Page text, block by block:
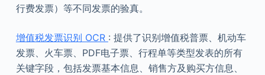
行费发票）等不同发票的验真。
增值税发票识别 OCR : 提供了识别增值税普票、机动车
发票、火车票、PDF电子票、行程单等类型发表的所有
关键字段，包括发票基本信息、销售方及购买方信息、